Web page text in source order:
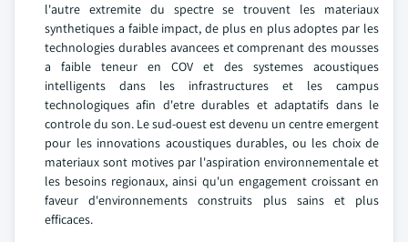
l'autre extremite du spectre se trouvent les materiaux
synthetiques a faible impact, de plus en plus adoptes par les
technologies durables avancees et comprenant des mousses
a faible teneur en COV et des systemes acoustiques
intelligents dans les infrastructures et les campus
technologiques afin d'etre durables et adaptatifs dans le
controle du son. Le sud-ouest est devenu un centre emergent
pour les innovations acoustiques durables, ou les choix de
materiaux sont motives par l'aspiration environnementale et
les besoins regionaux, ainsi qu'un engagement croissant en
faveur d'environnements construits plus sains et plus
efficaces.